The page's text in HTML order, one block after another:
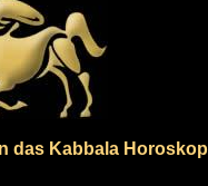
das Kabbala